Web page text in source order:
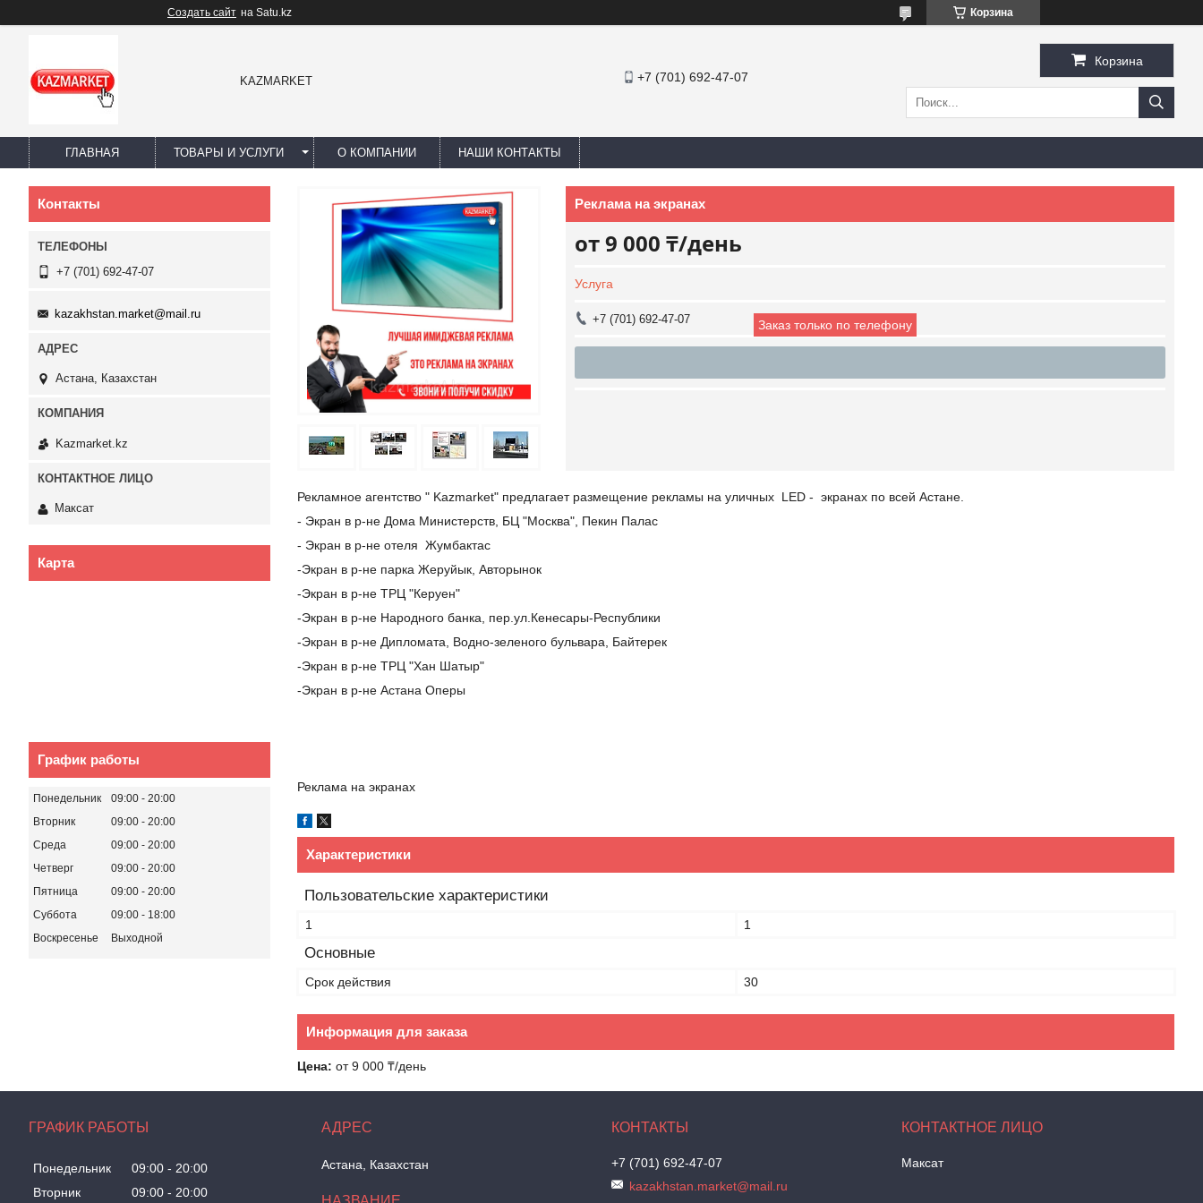
Создать сайт на Satu.kz Корзина
KAZMARKET +7 (701) 692-47-07
Корзина
ГЛАВНАЯ ТОВАРЫ И УСЛУГИ О КОМПАНИИ НАШИ КОНТАКТЫ
Реклама на экранах
от9 000 ₸/день
Услуга
+7 (701) 692-47-07 Заказ только по телефону
Рекламное агентство " Kazmarket" предлагает размещение рекламы на уличных LED - экранах по всей Астане.
- Экран в р-не Дома Министерств, БЦ "Москва", Пекин Палас
- Экран в р-не отеля Жумбактас
-Экран в р-не парка Жеруйык, Авторынок
-Экран в р-не ТРЦ "Керуен"
-Экран в р-не Народного банка, пер.ул.Кенесары-Республики
-Экран в р-не Дипломата, Водно-зеленого бульвара, Байтерек
-Экран в р-не ТРЦ "Хан Шатыр"
-Экран в р-не Астана Оперы
Реклама на экранах
Характеристики
Пользовательские характеристики
1 1
Основные
Срок действия 30
Информация для заказа
Цена: от 9 000 ₸/день
Контакты
+7 (701) 692-47-07
kazakhstan.market@mail.ru
Астана, Казахстан
Kazmarket.kz
Максат
Карта
График работы
Понедельник 09:00
20:00
Вторник
09:00
20:00
Среда
09:00
20:00
Четверг
09:00
20:00
Пятница
09:00
20:00
Суббота
09:00
18:00
Воскресенье
Выходной
ГРАФИК РАБОТЫ
Понедельник 09:00
20:00
Вторник
09:00 20:00
Астана, Казахстан
+7 (701) 692-47-07
kazakhstan.market@mail.ru
Максат